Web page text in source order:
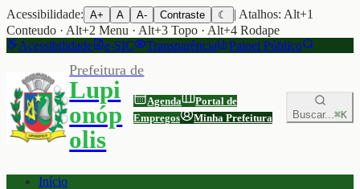
Acessibilidade: A+ A A- Contraste ☾
| Atalhos: Alt+1
Conteudo · Alt+2 Menu · Alt+3 Topo · Alt+4 Rodape
Acessibilidade
e-SIC Transparência Painel Público
Prefeitura de
Lupi
onóp
olis
Agenda
Portal de
Empregos
Minha Prefeitura Buscar...⌘K
Início